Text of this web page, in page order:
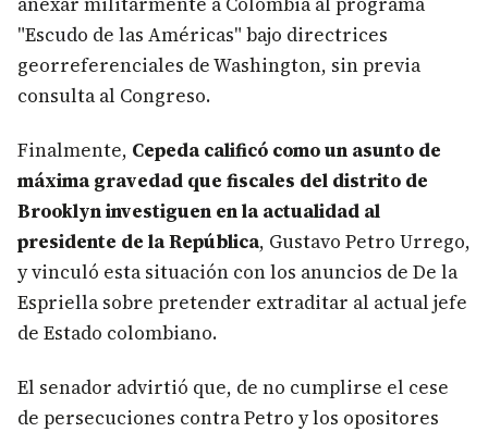
"Escudo de las Américas" bajo directrices
georreferenciales de Washington, sin previa
consulta al Congreso.
Finalmente, Cepeda calificó como un asunto de
máxima gravedad que fiscales del distrito de
Brooklyn investiguen en la actualidad al
presidente de la República, Gustavo Petro Urrego,
y vinculó esta situación con los anuncios de De la
Espriella sobre pretender extraditar al actual jefe
de Estado colombiano.
El senador advirtió que, de no cumplirse el cese
de persecuciones contra Petro y los opositores